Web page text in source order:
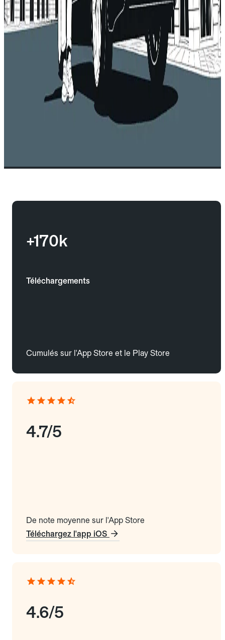
+170k
Téléchargements
Cumulés sur l'App Store et le Play Store
4.7/5
De note moyenne sur l'App Store
Téléchargez l'app iOS
4.6/5